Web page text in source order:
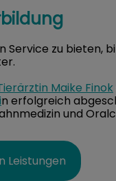
Service zu bieten,
Maike Finok
n erfolgreich
und
Leistungen